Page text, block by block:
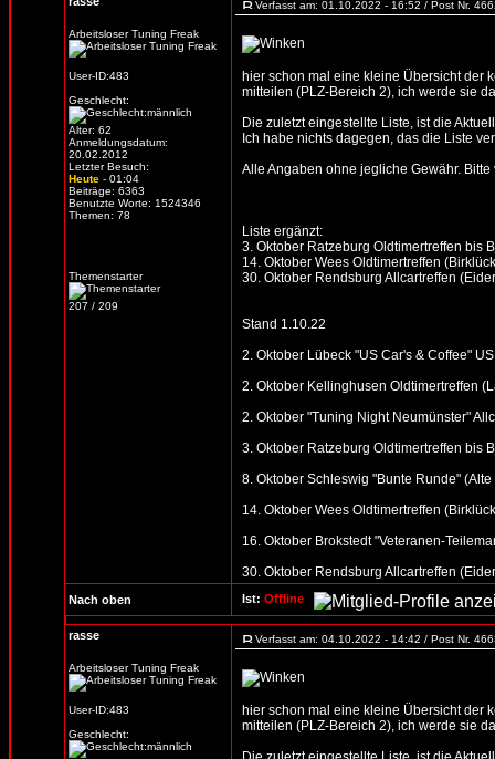
Arbeitsloser Tuning Freak
User-ID:483
Geschlecht:
Alter: 62
Anmeldungsdatum:
20.02.2012
Letzter Besuch:
Heute - 01:04
Beiträge: 6363
Benutzte Worte: 1524346
Themen: 78
Themenstarter
207 / 209
Verfasst am: 01.10.2022 - 16:52 / Post Nr.
hier schon mal eine kleine Übersicht der
mitteilen (PLZ-Bereich 2), ich werde sie
Die zuletzt eingestellte Liste, ist die
Ich habe nichts dagegen, das die Liste
Alle Angaben ohne jegliche Gewähr.
Liste ergänzt:
3. Oktober Ratzeburg Oldtimertreffen bis
14. Oktober Wees Oldtimertreffen
30. Oktober Rendsburg Allcartreffen
Stand 1.10.22
2. Oktober Lübeck "US Car's & Coffee"
2. Oktober Kellinghusen Oldtimertreffen
2. Oktober "Tuning Night Neumünster"
3. Oktober Ratzeburg Oldtimertreffen bis
8. Oktober Schleswig "Bunte Runde"
14. Oktober Wees Oldtimertreffen
16. Oktober Brokstedt "Veteranen-
30. Oktober Rendsburg Allcartreffen
Nach oben Ist: Offline
rasse
Arbeitsloser Tuning Freak
User-ID:483
Geschlecht:
Verfasst am: 04.10.2022 - 14:42 / Post Nr.
hier schon mal eine kleine Übersicht der
mitteilen (PLZ-Bereich 2), ich werde sie